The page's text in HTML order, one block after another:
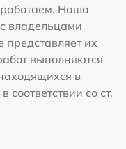
Наша
владельцами
их
выполняются
в
со ст.